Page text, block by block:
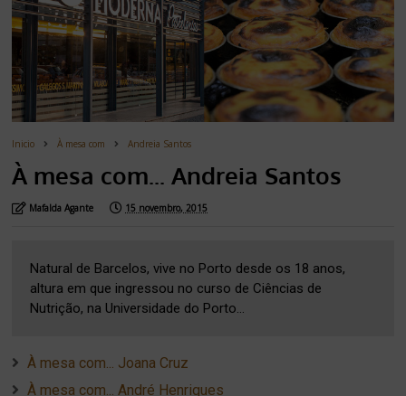
Inicio À mesa com Andreia Santos
À mesa com... Andreia Santos
Mafalda Agante 15 novembro, 2015
Natural de Barcelos, vive no Porto desde os 18 anos,
altura em que ingressou no curso de Ciências de
Nutrição, na Universidade do Porto...
À mesa com... Joana Cruz
À mesa com... André Henriques